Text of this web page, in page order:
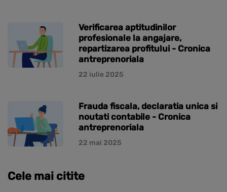
Verificarea aptitudinilor
profesionale la angajare,
repartizarea profitului - Cronica
antreprenoriala
22 iulie 2025
Frauda fiscala, declaratia unica si
noutati contabile - Cronica
antreprenoriala
22 mai 2025
Cele mai citite